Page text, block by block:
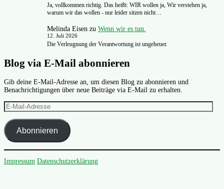
Ja, vollkommen richtig. Das heißt: WIR wollen ja, Wir verstehen ja,
warum wir das wollen - nur leider sitzen nicht…
Melinda Eisen zu Wenn wir es tun.
12. Juli 2026
Die Verleugnung der Verantwortung ist ungeheuer.
Blog via E-Mail abonnieren
Gib deine E-Mail-Adresse an, um diesen Blog zu abonnieren und
Benachrichtigungen über neue Beiträge via E-Mail zu erhalten.
E-
Mail-
Adresse
Abonnieren
Impressum Datenschutzerklärung